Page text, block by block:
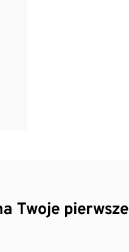
Twoje pierwsze